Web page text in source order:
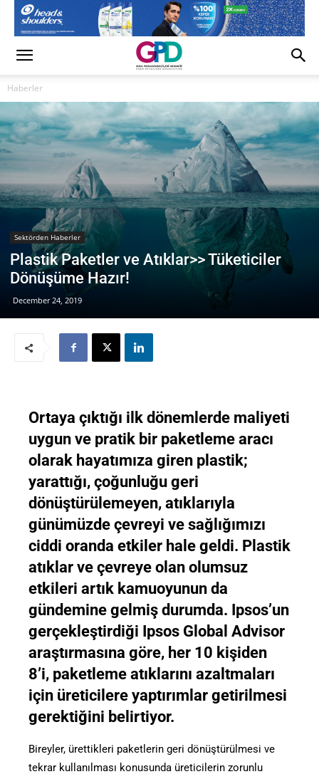
Haberler
Sektörden Haberler
Plastik Paketler ve Atıklar>> Tüketiciler
Dönüşüme Hazır!
December 24, 2019
Ortaya çıktığı ilk dönemlerde maliyeti
uygun ve pratik bir paketleme aracı
olarak hayatımıza giren plastik;
yarattığı, çoğunluğu geri
dönüştürülemeyen, atıklarıyla
günümüzde çevreyi ve sağlığımızı
ciddi oranda etkiler hale geldi. Plastik
atıklar ve çevreye olan olumsuz
etkileri artık kamuoyunun da
gündemine gelmiş durumda. Ipsos’un
gerçekleştirdiği Ipsos Global Advisor
araştırmasına göre, her 10 kişiden
8’i, paketleme atıklarını azaltmaları
için üreticilere yaptırımlar getirilmesi
gerektiğini belirtiyor.
Bireyler, ürettikleri paketlerin geri dönüştürülmesi ve
tekrar kullanılması konusunda üreticilerin zorunlu